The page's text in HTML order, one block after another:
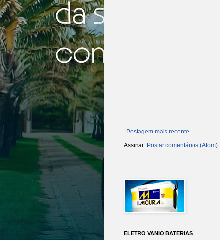
Postagem mais recente
Assinar: Postar comentários (Atom)
ELETRO VANIO BATERIAS